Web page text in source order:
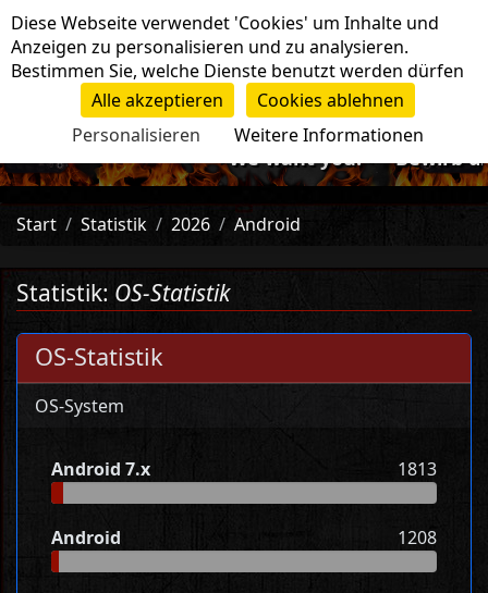
Navigation
-=>We want you!<=- Bewirb
Start Statistik 2026 Android
Statistik: OS-Statistik
OS-Statistik
OS-System
Android 7.x 1813
Android 1208
Cookie-Einstellungen
Diese Webseite verwendet 'Cookies' um Inhalte und
Anzeigen zu personalisieren und zu analysieren.
Bestimmen Sie, welche Dienste benutzt werden dürfen
Alle akzeptieren
Cookies ablehnen
Personalisieren
Weitere Informationen